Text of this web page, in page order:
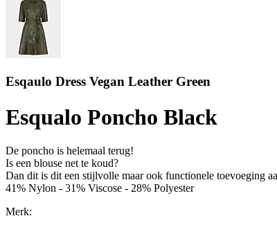
Esqaulo Dress Vegan Leather Green
Esqualo Poncho Black
De poncho is helemaal terug!
Is een blouse net te koud?
Dan dit is dit een stijlvolle maar ook functionele toevoeging
41% Nylon - 31% Viscose - 28% Polyester
Merk: